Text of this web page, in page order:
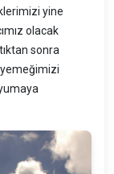
yine
olacak
sonra
yemeğimizi